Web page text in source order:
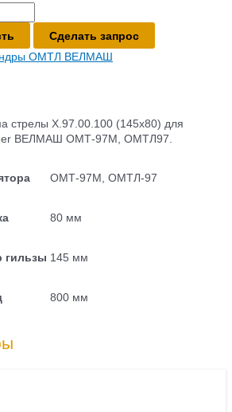
Сделать запрос
ОМТЛ ВЕЛМАШ
стрелы Х.97.00.100 (145х80) для
ВЕЛМАШ ОМТ-97М, ОМТЛ97.
ОМТ-97М, ОМТЛ-97
80 мм
гильзы 145 мм
800 мм